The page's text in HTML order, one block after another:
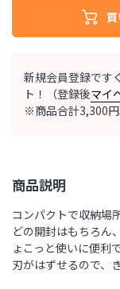
新規会員登録です
ト！（登録後マイ
※商品合計3,300円
商品説明
コンパクトで収納場
どの開封はもちろん
ょこっと使いに便利で
刃がはずせるので、